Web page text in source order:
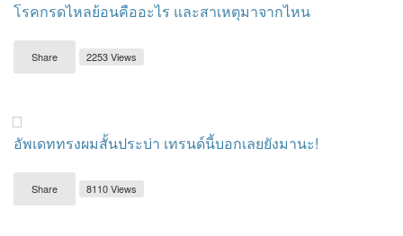
โรคกรดไหลย้อนคืออะไร และสาเหตุมาจากไหน
Share 2253 Views
อัพเดททรงผมสั้นประบ่า เทรนด์นี้บอกเลยยังมานะ!
Share 8110 Views